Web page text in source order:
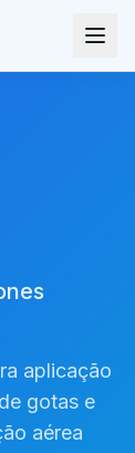
aplicação
gotas e
aérea